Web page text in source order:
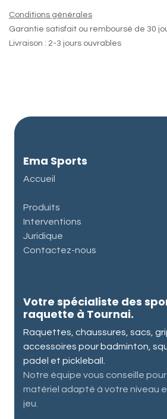
Conditions générales
Garantie satisfait ou remboursé de 30
Livraison : 2-3 jours ouvrables
Ema Sports
Accueil
Produits
Interventions
Juridique
Contactez-nous
Votre spécialiste des
raquette à Tournai.
Raquettes, chaussures, sacs,
accessoires pour badminton,
padel et pickleball.
Notre équipe vous conseille pour
matériel adapté à votre niveau
jeu.